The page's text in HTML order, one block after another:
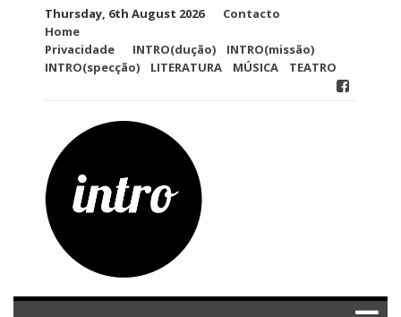
Thursday, 6th August 2026
Contacto
Home
Privacidade
INTRO(dução)
INTRO(missão)
INTRO(specção)
LITERATURA MÚSICA TEATRO